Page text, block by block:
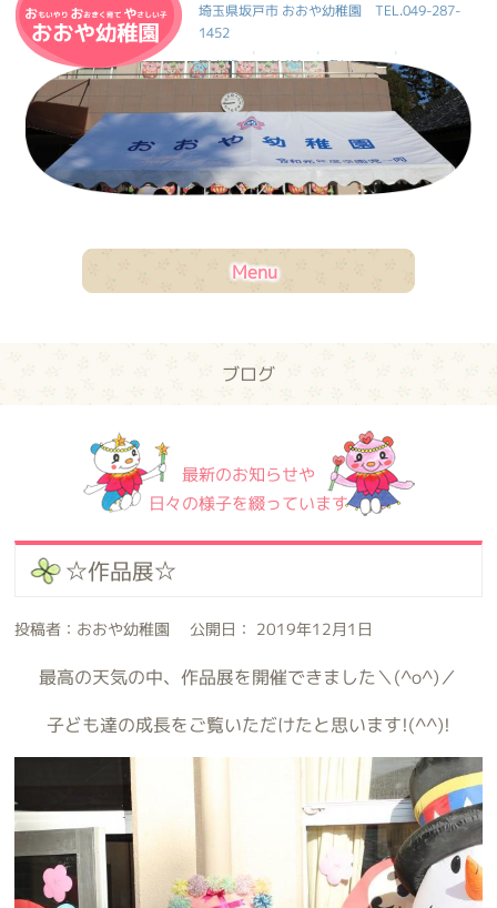
おおや幼稚園
埼玉県坂戸市 おおや幼稚園TEL.049-287-
1452
HOME| ブログ| お問合せ|
交通案内
Menu
ブログ
最新のお知らせや
日々の様子を綴っています
☆作品展☆
投稿者：おおや幼稚園 公開日： 2019年12月1日
最高の天気の中、作品展を開催できました＼(^o^)／
子ども達の成長をご覧いただけたと思います!(^^)!